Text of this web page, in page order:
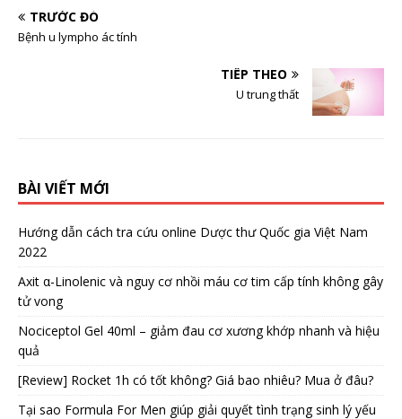
TRƯỚC ĐÓ
Bệnh u lympho ác tính
TIẾP THEO
U trung thất
BÀI VIẾT MỚI
Hướng dẫn cách tra cứu online Dược thư Quốc gia Việt Nam
2022
Axit α-Linolenic và nguy cơ nhồi máu cơ tim cấp tính không gây
tử vong
Nociceptol Gel 40ml – giảm đau cơ xương khớp nhanh và hiệu
quả
[Review] Rocket 1h có tốt không? Giá bao nhiêu? Mua ở đâu?
Tại sao Formula For Men giúp giải quyết tình trạng sinh lý yếu